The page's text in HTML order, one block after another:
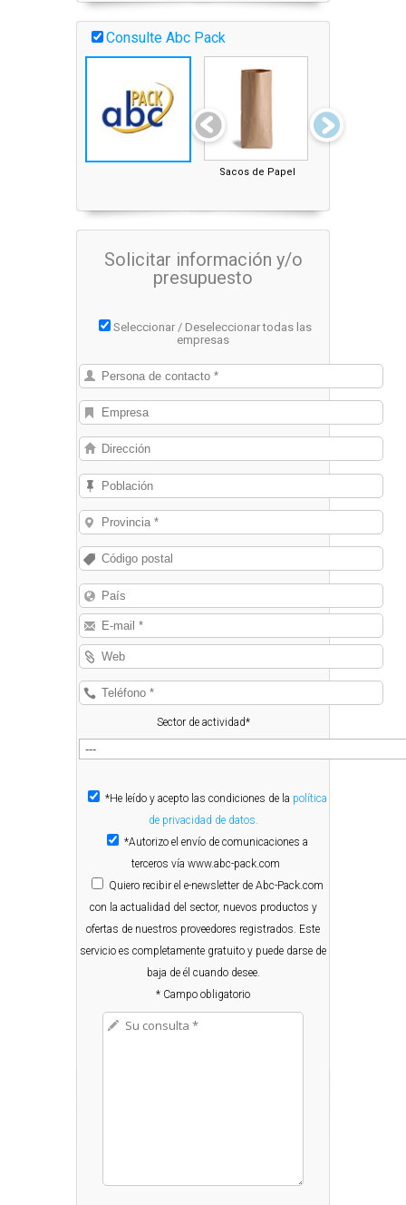
Consulte Abc Pack
Sacos de Papel
Solicitar información y/o
presupuesto
Seleccionar / Deseleccionar todas las
empresas
Sector de actividad*
*He leído y acepto las condiciones de la política
de privacidad de datos.
*Autorizo el envío de comunicaciones a
terceros vía www.abc-pack.com
Quiero recibir el e-newsletter de Abc-Pack.com
con la actualidad del sector, nuevos productos y
ofertas de nuestros proveedores registrados. Este
servicio es completamente gratuito y puede darse de
baja de él cuando desee.
* Campo obligatorio